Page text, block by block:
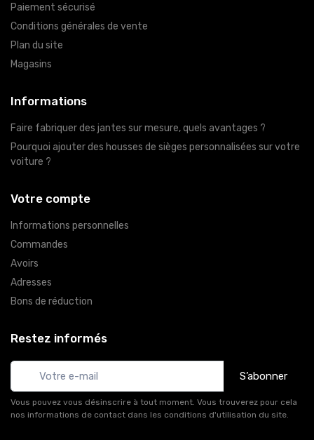
Paiement sécurisé
Conditions générales de vente
Plan du site
Magasins
Informations
Faire fabriquer des jantes sur mesure, quels avantages ?
Pourquoi ajouter des housses de sièges personnalisées sur votre
voiture ?
Votre compte
Informations personnelles
Commandes
Avoirs
Adresses
Bons de réduction
Restez informés
S’abonner
Vous pouvez vous désinscrire à tout moment. Vous trouverez pour cela
nos informations de contact dans les conditions d'utilisation du site.